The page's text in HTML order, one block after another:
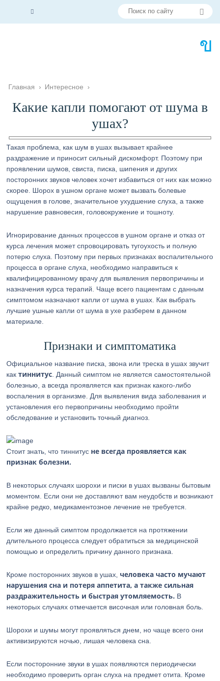
Главная › Интересное ›
Какие капли помогают от шума в
ушах?
Такая проблема, как шум в ушах вызывает крайнее
раздражение и приносит сильный дискомфорт. Поэтому при
проявлении шумов, свиста, писка, шипения и других
посторонних звуков человек хочет избавиться от них как можно
скорее. Шорох в ушном органе может вызвать болевые
ощущения в голове, значительное ухудшение слуха, а также
нарушение равновесия, головокружение и тошноту.
Игнорирование данных процессов в ушном органе и отказ от
курса лечения может спровоцировать тугоухость и полную
потерю слуха. Поэтому при первых признаках воспалительного
процесса в органе слуха, необходимо направиться к
квалифицированному врачу для выявления первопричины и
назначения курса терапий. Чаще всего пациентам с данным
симптомом назначают капли от шума в ушах. Как выбрать
лучшие ушные капли от шума в ухе разберем в данном
материале.
Признаки и симптоматика
Официальное название писка, звона или треска в ушах звучит
кактиннитус . Данный симптом не является самостоятельной
болезнью, а всегда проявляется как признак какого-либо
воспаления в организме. Для выявления вида заболевания и
установления его первопричины необходимо пройти
обследование и установить точный диагноз.
Стоит знать, что тиннитус не всегда проявляется как
признак болезни.
В некоторых случаях шорохи и писки в ушах вызваны бытовым
моментом. Если они не доставляют вам неудобств и возникают
крайне редко, медикаментозное лечение не требуется.
Если же данный симптом продолжается на протяжении
длительного процесса следует обратиться за медицинской
помощью и определить причину данного признака.
Кроме посторонних звуков в ушах,человека часто мучают
нарушения сна и потеря аппетита, а также сильная
раздражительность и быстрая утомляемость. В
некоторых случаях отмечается височная или головная боль.
Шорохи и шумы могут проявляться днем, но чаще всего они
активизируются ночью, лишая человека сна.
Если посторонние звуки в ушах появляются периодически
необходимо проверить орган слуха на предмет отита. Кроме